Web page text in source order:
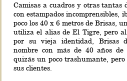
Camisas a cuadros y otras tantas
con estampados incomprensibles,
poco los 40 x 6 metros de Brisas,
utiliza el alias de El Tigre, pero al
por su vieja identidad, Brisas
nombre con más de 40 años
quizás un poco trashumante,
sus clientes.